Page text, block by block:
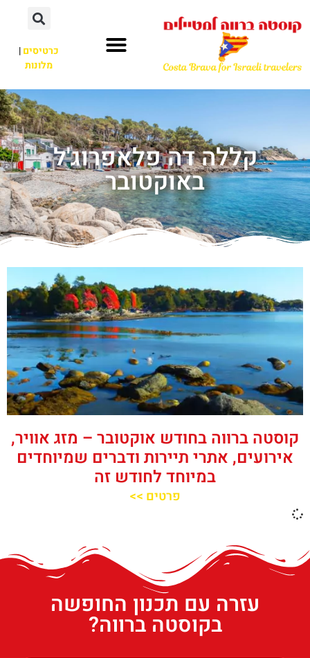
כרטיסים|
מלונות
קללה דה פלאפרוג'ל
באוקטובר
קוסטה ברווה בחודש אוקטובר – מזג אוויר,
אירועים, אתרי תיירות ודברים שמיוחדים
במיוחד לחודש זה
פרטים >>
עזרה עם תכנון החופשה
בקוסטה ברווה?